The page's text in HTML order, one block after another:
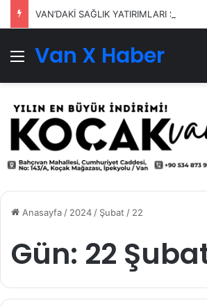
VAN’DAKİ SAĞLIK YATIRIMLARI SÜRÜYOR
Menü
Van X Haber
Anasayfa/ 2024/ Şubat / 22
Gün: 22